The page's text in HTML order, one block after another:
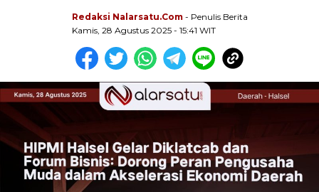
Redaksi Nalarsatu.com - Penulis Berita
Kamis, 28 Agustus 2025 - 15:41 WIT